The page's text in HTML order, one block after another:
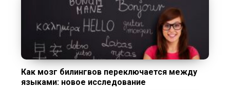
Как мозг билингвов переключается между
языками: новое исследование